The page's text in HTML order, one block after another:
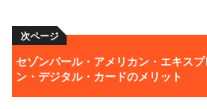
次ページ
セゾンパール・アメリカン・エキス
ン・デジタル・カードのメリット